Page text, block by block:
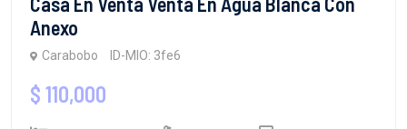
Anexo
Carabobo ID-MIO: 3fe6
$ 110,000